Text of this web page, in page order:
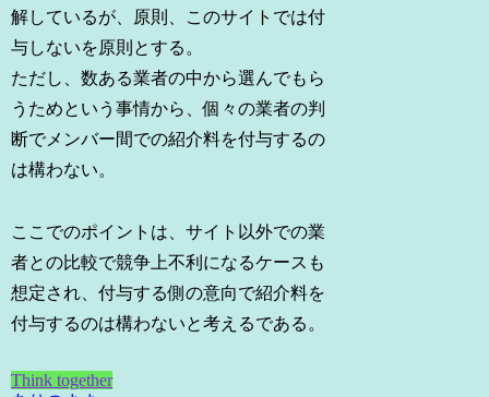
解しているが、原則、このサイトでは付
与しないを原則とする。
ただし、数ある業者の中から選んでもら
うためという事情から、個々の業者の判
断でメンバー間での紹介料を付与するの
は構わない。
ここでのポイントは、サイト以外での業
者との比較で競争上不利になるケースも
想定され、付与する側の意向で紹介料を
付与するのは構わないと考えるである。
Think together